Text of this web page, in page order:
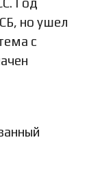
Год
но ушел
с